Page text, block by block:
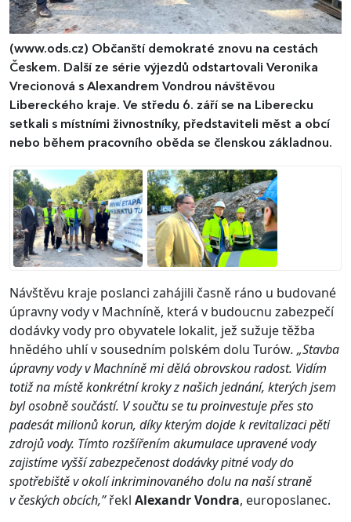
(www.ods.cz) Občanští demokraté znovu na cestách
Českem. Další ze série výjezdů odstartovali Veronika
Vrecionová s Alexandrem Vondrou návštěvou
Libereckého kraje. Ve středu 6. září se na Liberecku
setkali s místními živnostníky, představiteli měst a obcí
nebo během pracovního oběda se členskou základnou.
Návštěvu kraje poslanci zahájili časně ráno u budované
úpravny vody v Machníně, která v budoucnu zabezpečí
dodávky vody pro obyvatele lokalit, jež sužuje těžba
hnědého uhlí v sousedním polském dolu Turów. „Stavba
úpravny vody v Machníně mi dělá obrovskou radost. Vidím
totiž na místě konkrétní kroky z našich jednání, kterých jsem
byl osobně součástí. V součtu se tu proinvestuje přes sto
padesát milionů korun, díky kterým dojde k revitalizaci pěti
zdrojů vody. Tímto rozšířením akumulace upravené vody
zajistíme vyšší zabezpečenost dodávky pitné vody do
spotřebiště v okolí inkriminovaného dolu na naší straně
v českých obcích,”řekl Alexandr Vondra, europoslanec.